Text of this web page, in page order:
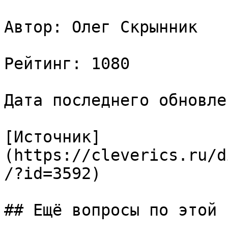
Автор: Олег Скрынник
Рейтинг: 1080
Дата последнего
[Источник]
(https://cleverics.ru/
/?id=3592)
## Ещё вопросы по этой